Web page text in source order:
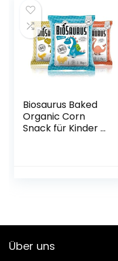
Biosaurus Baked
Organic Corn
Snack für Kinder –
40x15g (Mix Box)
Über uns